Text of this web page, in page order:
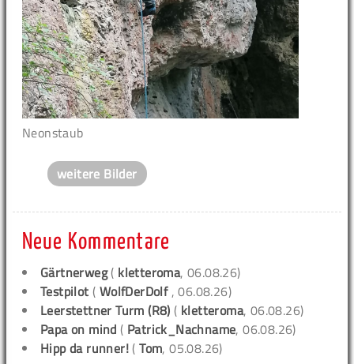
Neonstaub
weitere Bilder
Neue Kommentare
Gärtnerweg( kletteroma, 06.08.26)
Testpilot ( WolfDerDolf , 06.08.26)
Leerstettner Turm (R8) ( kletteroma, 06.08.26)
Papa on mind ( Patrick_Nachname, 06.08.26)
Hipp da runner! (Tom, 05.08.26)